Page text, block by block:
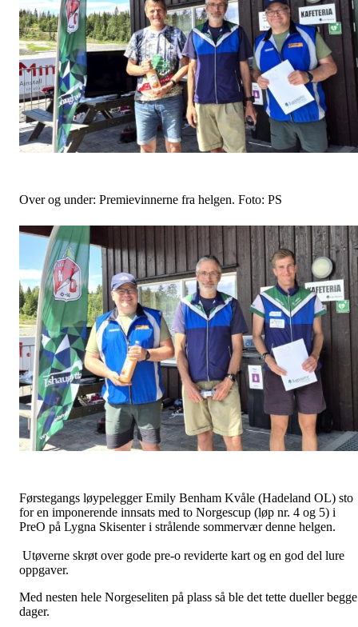
Over og under: Premievinnerne fra helgen. Foto: PS
Førstegangs løypelegger Emily Benham Kvåle (Hadeland OL) sto
for en imponerende innsats med to Norgescup (løp nr. 4 og 5) i
PreO på Lygna Skisenter i strålende sommervær denne helgen.
Utøverne skrøt over gode pre-o reviderte kart og en god del lure
oppgaver.
Med nesten hele Norgeseliten på plass så ble det tette dueller begge
dager.